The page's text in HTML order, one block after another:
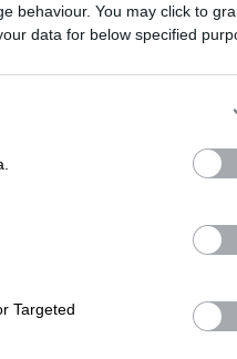
behaviour. You may click to
data for below specified
Targeted
κάτι
πιεσμένος.
και
καθώς
έσφιξε, με